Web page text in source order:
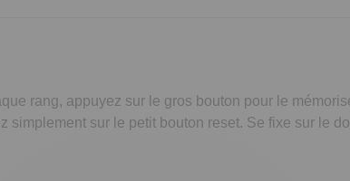
rang, appuyez sur le gros bouton pour le
sur le petit bouton reset. Se fixe sur le